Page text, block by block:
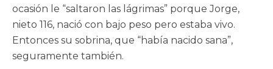
ocasión le “saltaron las lágrimas” porque Jorge,
nieto 116, nació con bajo peso pero estaba vivo.
Entonces su sobrina, que “había nacido sana”,
seguramente también.